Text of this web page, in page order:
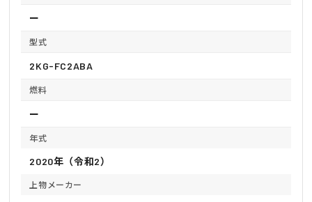
ー
型式
2KG-FC2ABA
燃料
ー
年式
2020年（令和2）
上物メーカー